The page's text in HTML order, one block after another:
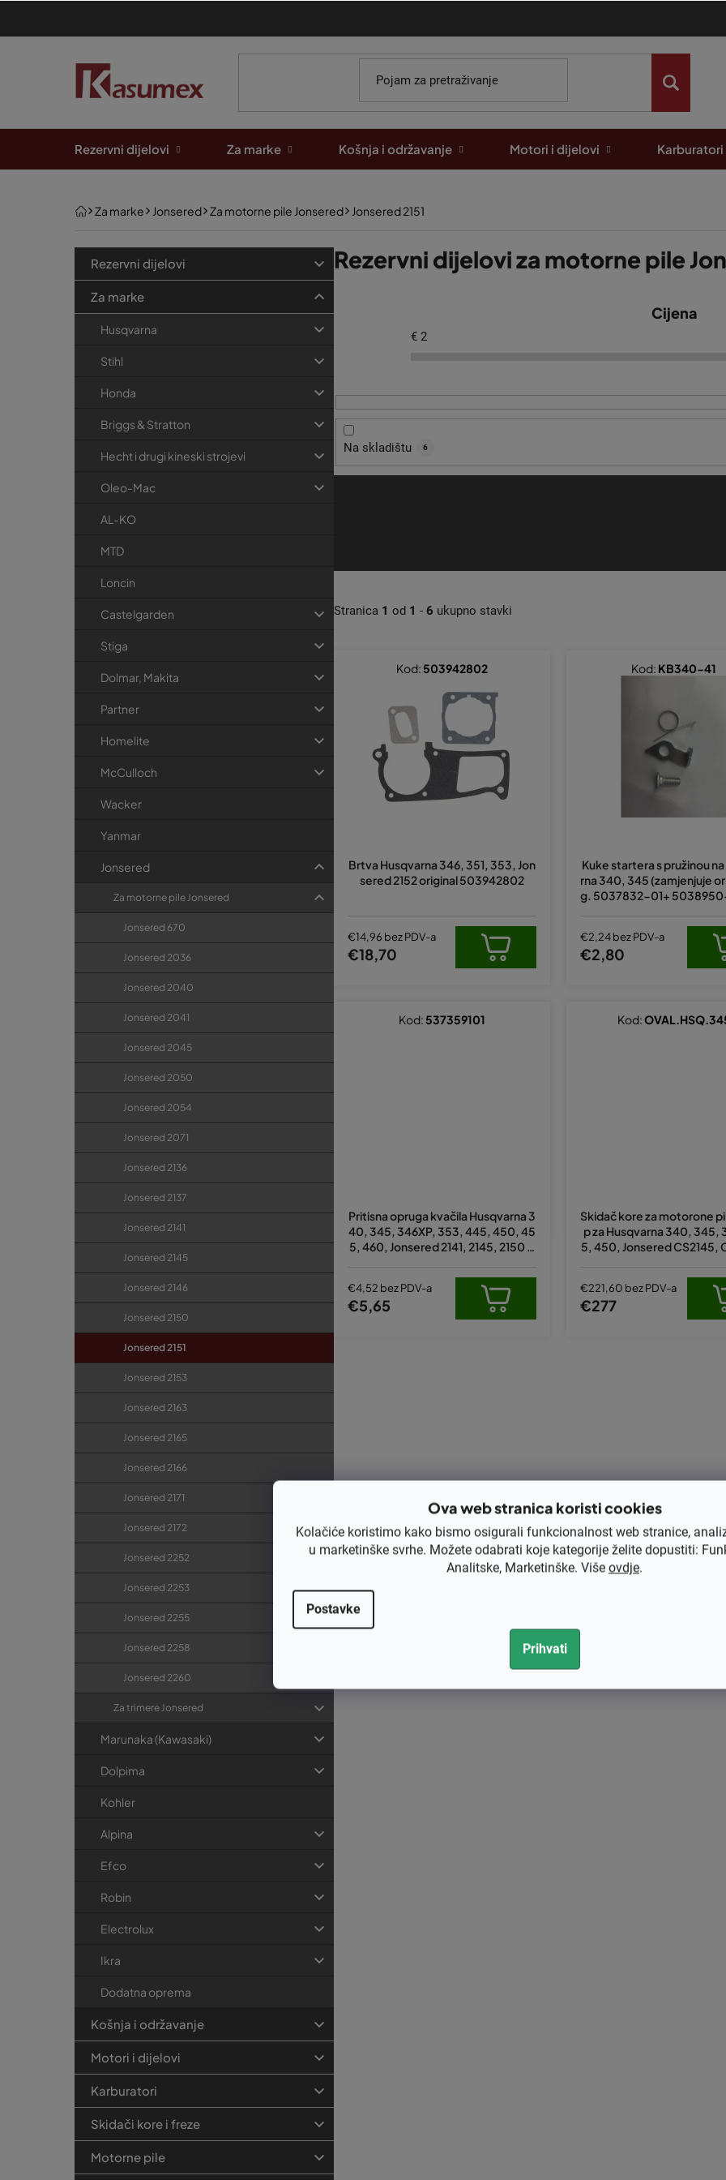
Ova web stranica koristi cookies
Kolačiće koristimo kako bismo osigurali funkcionalnost web stranice,
u marketinške svrhe. Možete odabrati koje kategorije želite dopustiti:
Analitske, Marketinške. Više ovdje.
Postavke
Prihvati
sadržaj
Rezervni dijelovi Za marke Košnja i održavanje Motori i dijelovi Karburatori
Početna
Za marke Jonsered Za motorne pile Jonsered Jonsered 2151
okategorije
a
e
Rezervni dijelovi
Za marke
Husqvarna
Stihl
Honda
Briggs & Stratton
Hecht i drugi kineski strojevi
Oleo-Mac
AL-KO
MTD
Loncin
Castelgarden
Stiga
Dolmar, Makita
Partner
Homelite
McCulloch
Wacker
Yanmar
Jonsered
Za motorne pile Jonsered
Jonsered 670
Jonsered 2036
Jonsered 2040
Jonsered 2041
Jonsered 2045
Jonsered 2050
Jonsered 2054
Jonsered 2071
Jonsered 2136
Jonsered 2137
Jonsered 2141
Jonsered 2145
Jonsered 2146
Jonsered 2150
Jonsered 2151
Jonsered 2153
Jonsered 2163
Jonsered 2165
Jonsered 2166
Jonsered 2171
Jonsered 2172
Jonsered 2252
Jonsered 2253
Jonsered 2255
Jonsered 2258
Jonsered 2260
Za trimere Jonsered
Marunaka (Kawasaki)
Dolpima
Kohler
Alpina
Efco
Robin
Electrolux
Ikra
Dodatna oprema
Košnja i održavanje
Motori i dijelovi
Karburatori
Skidači kore i freze
Motorne pile
Rezervni dijelovi za motorne pile
Stranica 1 od 1 - 6 ukupno stavki
Cijena
€ 2
Na skladištu 6
o
s
p
o
i
d
Brtva Husqvarna 346, 351, 353, Jon
sered 2152 original 503942802
€14,96 bez PDV-a
€18,70
Kod: 503942802
Kuke startera s pružinou
rna 340, 345 (zamjenjuje
g. 5037832-01+
€2,24 bez PDV-a
€2,80
Kod: KB340-41
Pritisna opruga kvačila Husqvarna 3
40, 345, 346XP, 353, 445, 450, 45
5, 460, Jonsered 2141, 2145, 2150 o
€4,52 bez PDV-a
€5,65
Kod: 537359101
Skidač kore za motorone
p za Husqvarna 340, 345,
5, 450, Jonsered CS2145,
€221,60 bez PDV-a
€277
Kod:
l
i
s